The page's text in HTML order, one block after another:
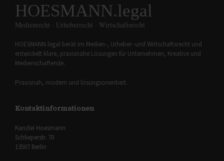
HOESMANN.legal
Medienrecht · Urheberrecht · Wirtschaftsrecht
HOESMANN.legal berät im Medien-, Urheber- und Wirtschaftsrecht und
entwickelt klare, praxisnahe Lösungen für Unternehmen, Kreative und
Medienschaffende.
Praxisnah, modern und lösungsorientiert.
Kontaktinformationen
Kanzlei Hoesmann
Schlieperstr. 70
13507 Berlin